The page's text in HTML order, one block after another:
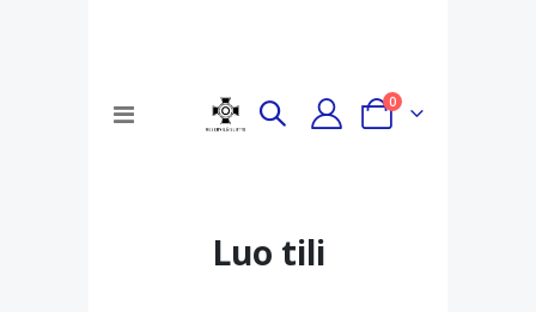
Toggle
Cart
0tuotteet
Luo tili